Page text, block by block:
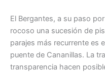
El Bergantes, a su paso
rocoso una sucesión de
parajes más recurrente es
puente de Cananillas. La
transparencia hacen